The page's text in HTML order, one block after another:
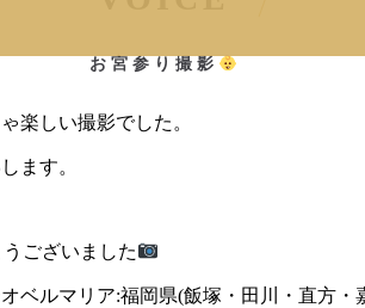
お宮参り撮影
楽しい撮影でした。
ます。
ございました
ベルマリア:福岡県(飯塚・田川・直方・